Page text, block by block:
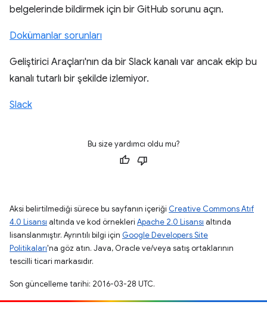
belgelerinde bildirmek için bir GitHub sorunu açın.
Dokümanlar sorunları
Geliştirici Araçları'nın da bir Slack kanalı var ancak ekip bu
kanalı tutarlı bir şekilde izlemiyor.
Slack
Bu size yardımcı oldu mu?
Aksi belirtilmediği sürece bu sayfanın içeriği Creative Commons Atıf
4.0 Lisansı altında ve kod örnekleri Apache 2.0 Lisansı altında
lisanslanmıştır. Ayrıntılı bilgi için Google Developers Site
Politikaları'na göz atın. Java, Oracle ve/veya satış ortaklarının
tescilli ticari markasıdır.
Son güncelleme tarihi: 2016-03-28 UTC.